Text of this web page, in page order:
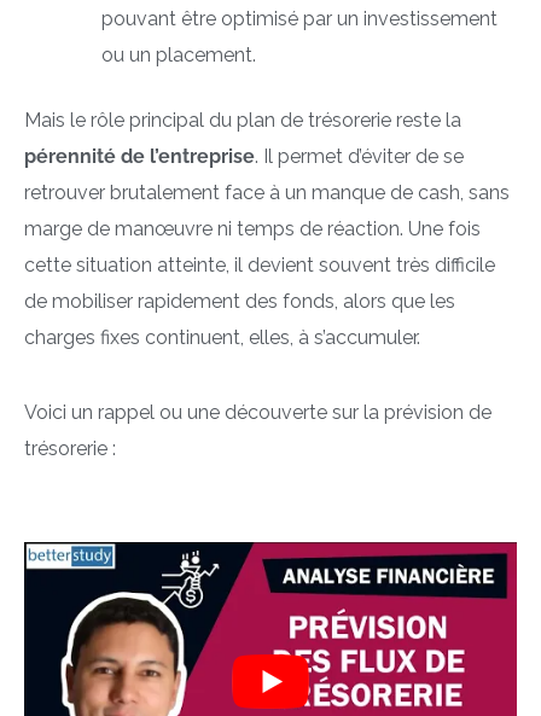
pouvant être optimisé par un investissement
ou un placement.
Mais le rôle principal du plan de trésorerie reste la
pérennité de l’entreprise. Il permet d’éviter de se
retrouver brutalement face à un manque de cash, sans
marge de manœuvre ni temps de réaction. Une fois
cette situation atteinte, il devient souvent très difficile
de mobiliser rapidement des fonds, alors que les
charges fixes continuent, elles, à s’accumuler.
Voici un rappel ou une découverte sur la prévision de
trésorerie :